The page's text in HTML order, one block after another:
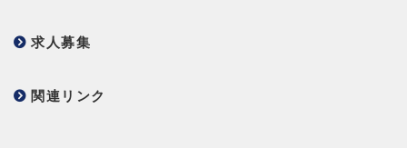
求人募集
関連リンク